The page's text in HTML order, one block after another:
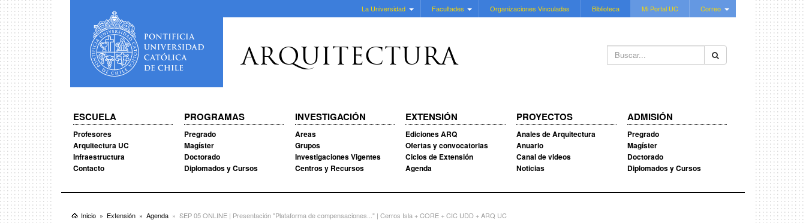
La Universidad Facultades Organizaciones Vinculadas Biblioteca Mi Portal UC Correo
Buscar...
ARQUITECTURA
ESCUELA
Profesores
Arquitectura UC
Infraestructura
Contacto
PROGRAMAS
Pregrado
Magíster
Doctorado
Diplomados y Cursos
INVESTIGACIÓN
Areas
Grupos
Investigaciones Vigentes
Centros y Recursos
EXTENSIÓN
Ediciones ARQ
Ofertas y convocatorias
Ciclos de Extensión
Agenda
PROYECTOS
Anales de Arquitectura
Anuario
Canal de videos
Noticias
ADMISIÓN
Pregrado
Magíster
Doctorado
Diplomados y Cursos
Inicio Extensión Agenda SEP 05 ONLINE | Presentación "Plataforma de compensaciones..." | Cerros Isla + CORE + CIC UDD + ARQ UC